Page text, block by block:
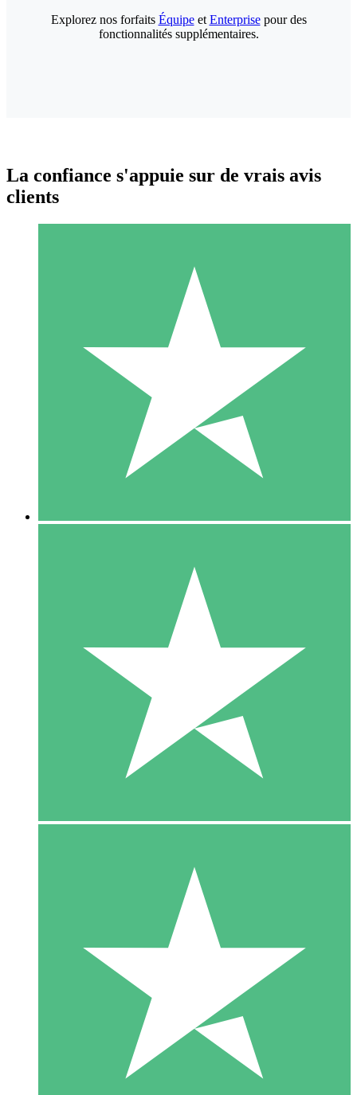
Packs de Crédits Individuels
Payez à l'utilisation avec des crédits de téléchargement. Sans
1 Téléchargement
10 00
10 Téléchargements
20 00
Explorez nos forfaits Équipeet Enterprisepour des
fonctionnalités supplémentaires.
La confiance s'appuie sur de vrais avis
clients